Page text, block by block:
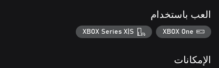
العب باستخدام
XBOX One
XBOX Series X|S
الإمكانات